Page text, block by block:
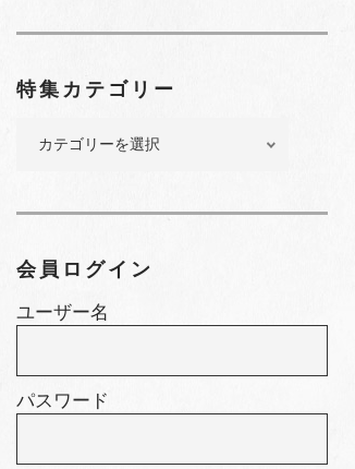
ナ
バ
特集カテゴリー
テ
リ
会員ログイン
ユーザー名
パスワード